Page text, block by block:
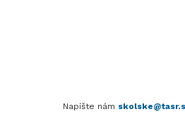
Napíšte nám